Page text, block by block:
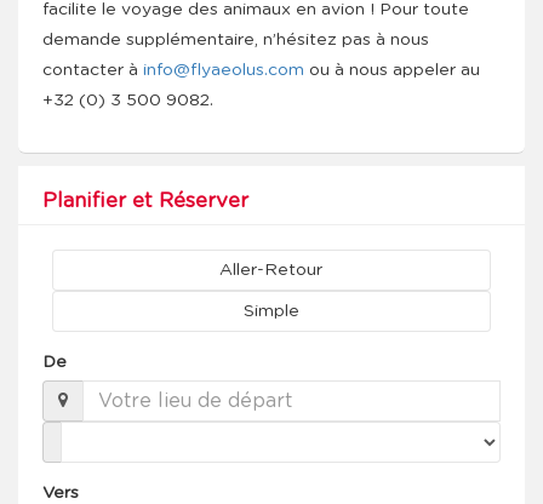
facilite le voyage des animaux en avion ! Pour toute
demande supplémentaire, n’hésitez pas à nous
contacter à info@flyaeolus.com ou à nous appeler au
+32 (0) 3 500 9082.
Planifier et Réserver
Aller-Retour
Simple
De
Vers